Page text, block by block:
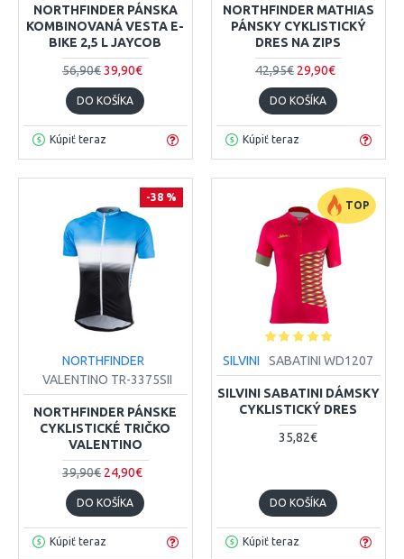
NORTHFINDER PÁNSKA
KOMBINOVANÁ VESTA E-
BIKE 2,5 L JAYCOB
56,90€39,90€
DO KOŠÍKA
Kúpiť teraz
NORTHFINDER MATHIAS
PÁNSKY CYKLISTICKÝ
DRES NA ZIPS
42,95€ 29,90€
DO KOŠÍKA
Kúpiť teraz
-38 %
NORTHFINDER
VALENTINO TR-3375SII
NORTHFINDER PÁNSKE
CYKLISTICKÉ TRIČKO
VALENTINO
39,90€ 24,90€
DO KOŠÍKA
Kúpiť teraz
TOP
SILVINI SABATINI WD1207
SILVINI SABATINI DÁMSKY
CYKLISTICKÝ DRES
35,82€
DO KOŠÍKA
Kúpiť teraz